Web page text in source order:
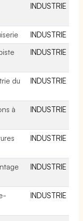
INDUSTRIE
INDUSTRIE
INDUSTRIE
du
INDUSTRIE
à
INDUSTRIE
INDUSTRIE
INDUSTRIE
INDUSTRIE